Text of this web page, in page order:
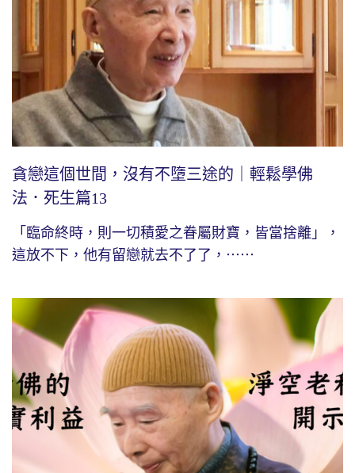
貪戀這個世間，沒有不墮三途的｜輕鬆學佛
法．死生篇13
「臨命終時，則一切積愛之眷屬財寶，皆當捨離」，
這放不下，他有留戀就去不了了，⋯⋯